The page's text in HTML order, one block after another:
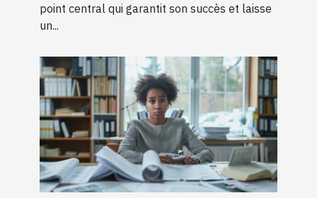
point central qui garantit son succès et laisse
un...